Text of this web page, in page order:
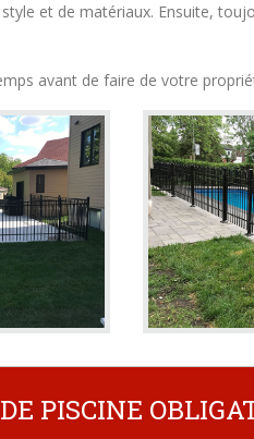
et de matériaux. Ensuite,
avant de faire de votre
PISCINE